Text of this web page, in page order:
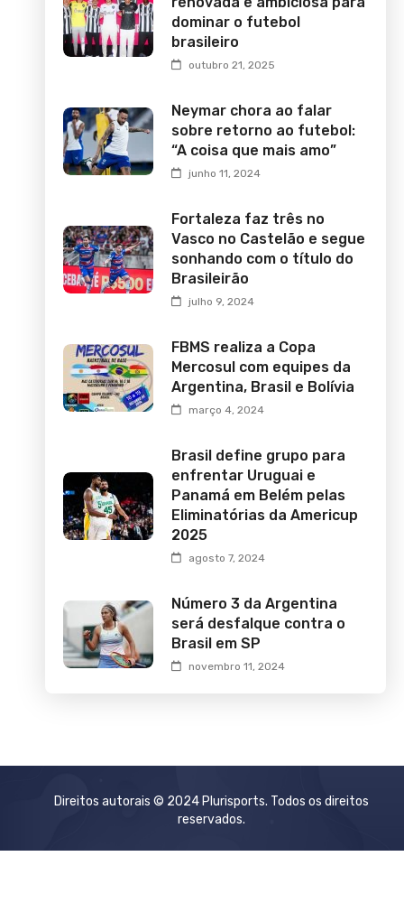
dominar o futebol
brasileiro
outubro 21, 2025
Neymar chora ao falar
sobre retorno ao futebol:
“A coisa que mais amo”
junho 11, 2024
Fortaleza faz três no
Vasco no Castelão e segue
sonhando com o título do
Brasileirão
julho 9, 2024
FBMS realiza a Copa
Mercosul com equipes da
Argentina, Brasil e Bolívia
março 4, 2024
Brasil define grupo para
enfrentar Uruguai e
Panamá em Belém pelas
Eliminatórias da Americup
2025
agosto 7, 2024
Número 3 da Argentina
será desfalque contra o
Brasil em SP
novembro 11, 2024
Direitos autorais © 2024 Plurisports. Todos os direitos
reservados.